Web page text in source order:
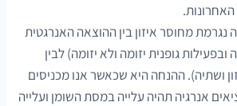
מחוסר איזון בין ההוצאה האנרגטית
גופנית יזומה ולא יזומה) לבין
ושתיה). ההנחה היא שכאשר אנו מכניסים
אנרגיה תהיה עלייה במסת השומן ועלייה